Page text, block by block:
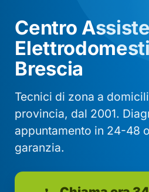
Centro
Brescia
Tecnici di zona a
provincia, dal 2001.
appuntamento in 24-48
garanzia.